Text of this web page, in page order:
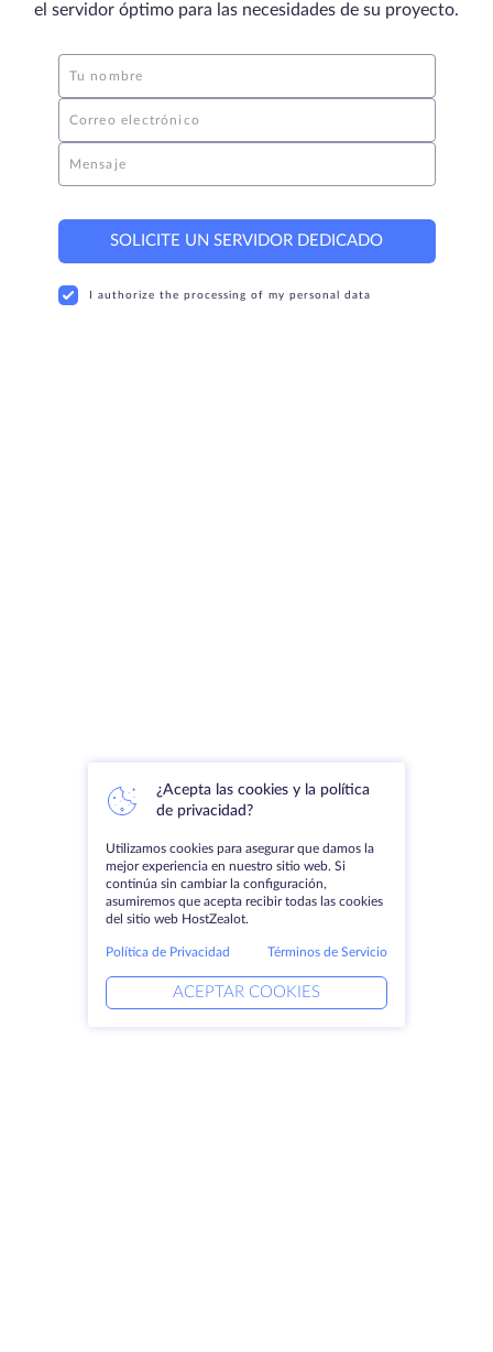
el servidor óptimo para las necesidades de su proyecto.
Tu nombre
Correo electrónico
Mensaje
SOLICITE UN SERVIDOR DEDICADO
I authorize the processing of my personal data
¿Acepta las cookies y la política
de privacidad?
Utilizamos cookies para asegurar que damos la
mejor experiencia en nuestro sitio web. Si
continúa sin cambiar la configuración,
asumiremos que acepta recibir todas las cookies
del sitio web HostZealot.
Política de Privacidad Términos de Servicio
ACEPTAR COOKIES